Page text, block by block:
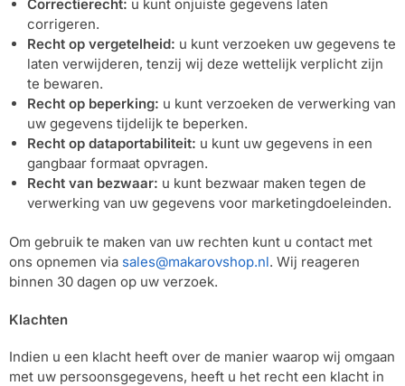
Correctierecht: u kunt onjuiste gegevens laten
corrigeren.
Recht op vergetelheid: u kunt verzoeken uw gegevens te
laten verwijderen, tenzij wij deze wettelijk verplicht zijn
te bewaren.
Recht op beperking: u kunt verzoeken de verwerking van
uw gegevens tijdelijk te beperken.
Recht op dataportabiliteit: u kunt uw gegevens in een
gangbaar formaat opvragen.
Recht van bezwaar: u kunt bezwaar maken tegen de
verwerking van uw gegevens voor marketingdoeleinden.
Om gebruik te maken van uw rechten kunt u contact met
ons opnemen via sales@makarovshop.nl. Wij reageren
binnen 30 dagen op uw verzoek.
Klachten
Indien u een klacht heeft over de manier waarop wij omgaan
met uw persoonsgegevens, heeft u het recht een klacht in